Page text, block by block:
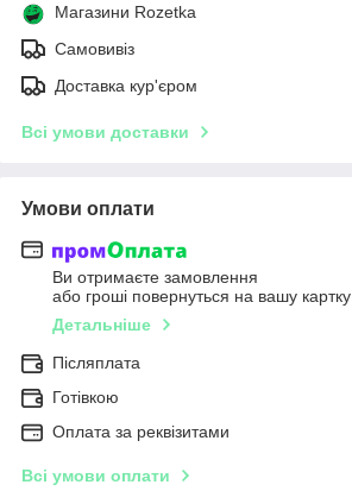
Магазини Rozetka
Самовивіз
Доставка кур'єром
Всі умови доставки
Умови оплати
Ви отримаєте замовлення
або гроші повернуться на вашу картку
Детальніше
Післяплата
Готівкою
Оплата за реквізитами
Всі умови оплати